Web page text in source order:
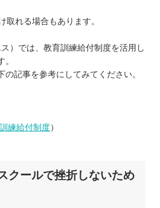
取れる場合もあります。
）では、教育訓練給付制度を活用し
記事を参考にしてみてください。
練給付制度）
クールで挫折しないため